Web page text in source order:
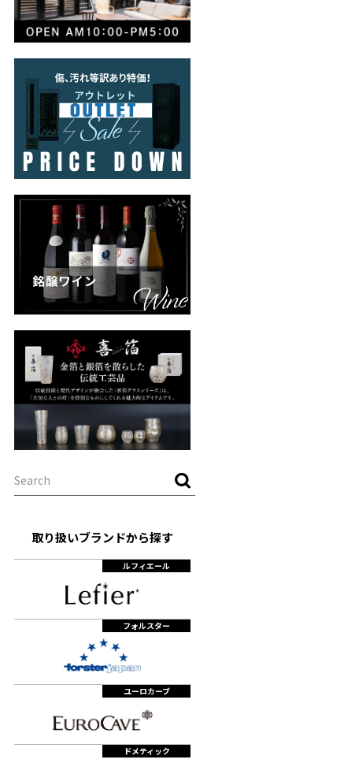
取り扱いブランドから探す
ルフィエール
フォルスター
ユーロカーブ
ドメティック